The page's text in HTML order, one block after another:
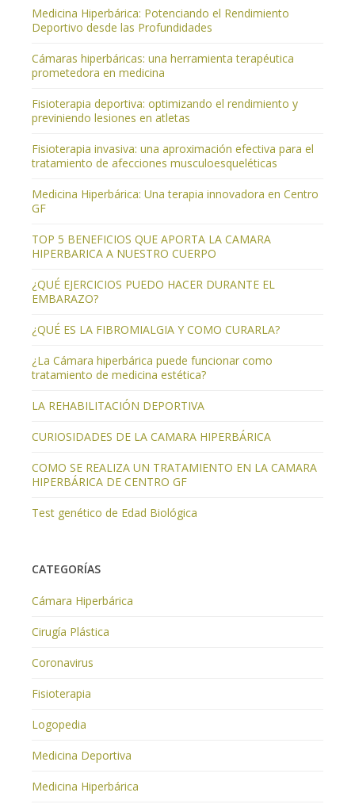
Medicina Hiperbárica: Potenciando el Rendimiento
Deportivo desde las Profundidades
Cámaras hiperbáricas: una herramienta terapéutica
prometedora en medicina
Fisioterapia deportiva: optimizando el rendimiento y
previniendo lesiones en atletas
Fisioterapia invasiva: una aproximación efectiva para el
tratamiento de afecciones musculoesqueléticas
Medicina Hiperbárica: Una terapia innovadora en Centro
GF
TOP 5 BENEFICIOS QUE APORTA LA CAMARA
HIPERBARICA A NUESTRO CUERPO
¿QUÉ EJERCICIOS PUEDO HACER DURANTE EL
EMBARAZO?
¿QUÉ ES LA FIBROMIALGIA Y COMO CURARLA?
¿La Cámara hiperbárica puede funcionar como
tratamiento de medicina estética?
LA REHABILITACIÓN DEPORTIVA
CURIOSIDADES DE LA CAMARA HIPERBÁRICA
COMO SE REALIZA UN TRATAMIENTO EN LA CAMARA
HIPERBÁRICA DE CENTRO GF
Test genético de Edad Biológica
CATEGORÍAS
Cámara Hiperbárica
Cirugía Plástica
Coronavirus
Fisioterapia
Logopedia
Medicina Deportiva
Medicina Hiperbárica